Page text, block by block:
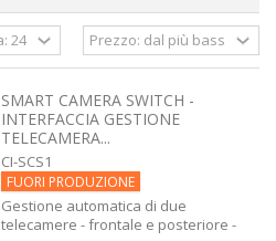
SMART CAMERA SWITCH -
INTERFACCIA GESTIONE
TELECAMERA...
CI-SCS1
FUORI PRODUZIONE
Gestione automatica di due
telecamere - frontale e posteriore -